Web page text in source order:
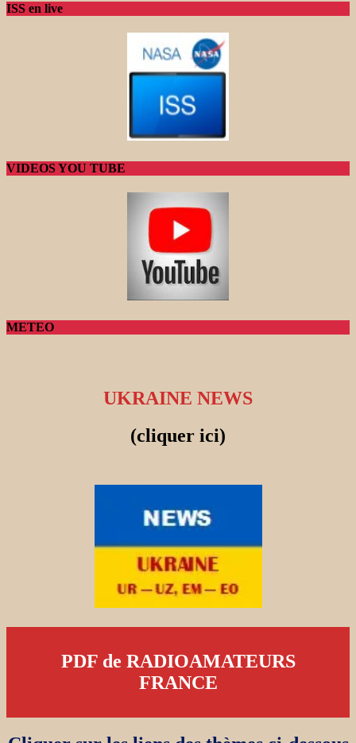
ISS en live
VIDEOS YOU TUBE
METEO
UKRAINE NEWS
(cliquer ici)
PDF de RADIOAMATEURS
FRANCE